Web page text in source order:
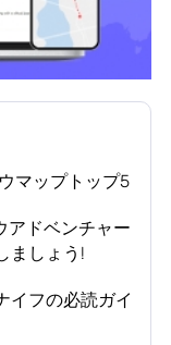
マップトップ5
アドベンチャー
ましょう!
イフの必読ガイ